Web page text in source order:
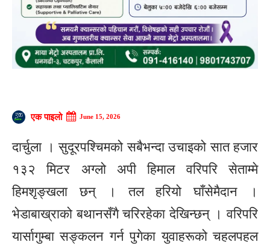
एक पाइलो June 15, 2026
दार्चुला । सुदूरपश्चिमको सबैभन्दा उचाइको सात हजार
१३२ मिटर अग्लो अपी हिमाल वरिपरि सेताम्मे
हिमशृङ्खला छन् । तल हरियो घाँसेमैदान ।
भेडाबाख्राको बथानसँगै चरिरहेका देखिन्छन् । वरिपरि
यार्सागुम्बा सङ्कलन गर्न पुगेका युवाहरूको चहलपहल